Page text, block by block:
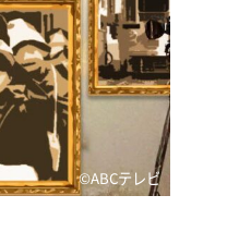
©️ABCテレビ